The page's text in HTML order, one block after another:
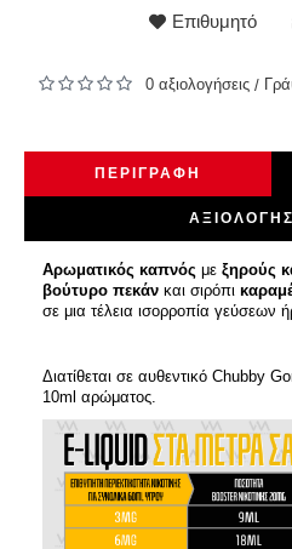
Επιθυμητό
0 αξιολογήσεις /
ΠΕΡΙΓΡΑΦΉ
Αρωματικός καπνός με ξηρούς
βούτυρο πεκάν και σιρόπι
σε μια τέλεια ισορροπία γεύσεων
Διατίθεται σε αυθεντικό Chubby
10ml αρώματος.